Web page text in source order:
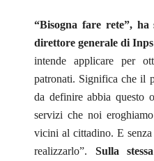
“Bisogna fare rete”, ha
direttore generale di Inps
intende applicare per
patronati. Significa che il
da definire abbia questo
servizi che noi
vicini al cittadino. E
realizzarlo”. Sulla